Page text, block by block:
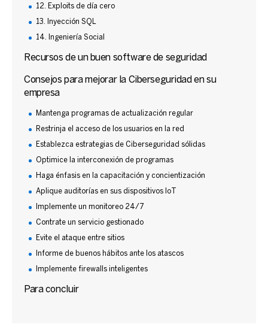
12. Exploits de día cero
13. Inyección SQL
14. Ingeniería Social
Recursos de un buen software de seguridad
Consejos para mejorar la Ciberseguridad en su
empresa
Mantenga programas de actualización regular
Restrinja el acceso de los usuarios en la red
Establezca estrategias de Ciberseguridad sólidas
Optimice la interconexión de programas
Haga énfasis en la capacitación y concientización
Aplique auditorías en sus dispositivos IoT
Implemente un monitoreo 24/7
Contrate un servicio gestionado
Evite el ataque entre sitios
Informe de buenos hábitos ante los atascos
Implemente firewalls inteligentes
Para concluir